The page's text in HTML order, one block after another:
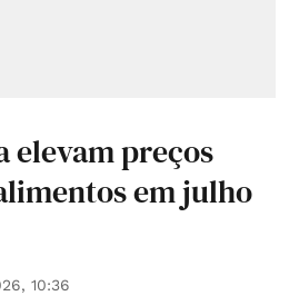
elevam preços
em julho
10:36